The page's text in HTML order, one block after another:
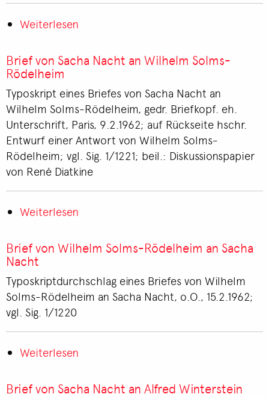
Weiterlesen
von
Nacht
an
Wilhelm
Solms-
Rödelheim
Brief von Sacha Nacht an Wilhelm Solms-
Rödelheim
Typoskript eines Briefes von Sacha Nacht an
Wilhelm Solms-Rödelheim, gedr. Briefkopf. eh.
Unterschrift, Paris, 9.2.1962; auf Rückseite hschr.
Entwurf einer Antwort von Wilhelm Solms-
Rödelheim; vgl. Sig. 1/1221; beil.: Diskussionspapier
von René Diatkine
Weiterlesen
von
Nacht
an
Wilhelm
Rödelheim
Brief von Wilhelm Solms-Rödelheim an Sacha
Nacht
Typoskriptdurchschlag eines Briefes von Wilhelm
Solms-Rödelheim an Sacha Nacht, o.O., 15.2.1962;
vgl. Sig. 1/1220
Weiterlesen
von
Brief von Sacha Nacht an Alfred Winterstein